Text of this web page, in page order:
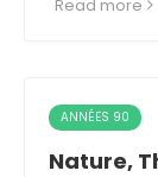
Read more
ANNÉES 90
Nature,